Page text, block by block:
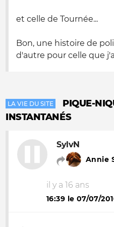
et celle de Tournée...
Bon, une histoire de
d'autre pour celle que
LA VIE DU SITE
PIQUE-
INSTANTANÉS
SylvN
Annie
il y a 16 ans
16:39 le 07/07/